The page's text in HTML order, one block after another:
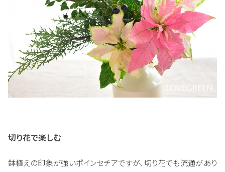
切り花で楽しむ
鉢植えの印象が強いポインセチアですが、切り花でも流通があり